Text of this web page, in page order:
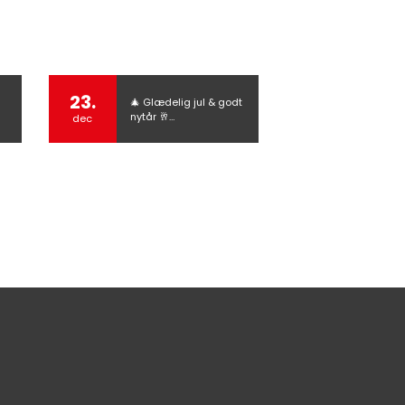
23.
dec
🎄 Glædelig jul & godt
nytår 🥂…